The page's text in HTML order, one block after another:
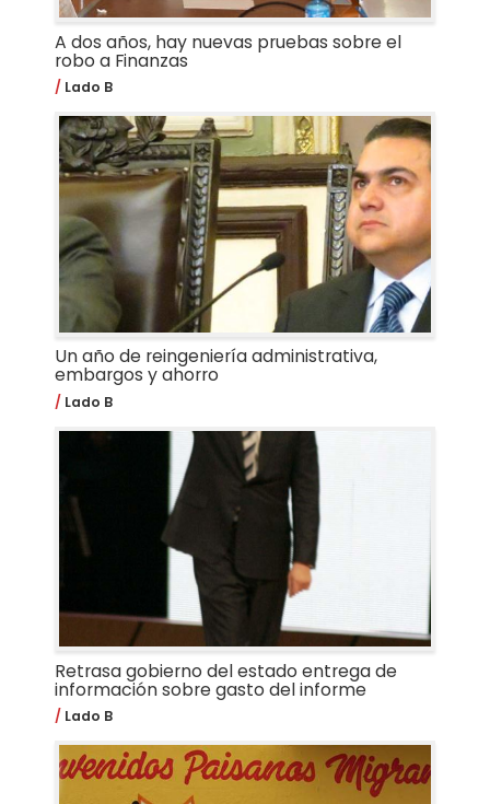
A dos años, hay nuevas pruebas sobre el
robo a Finanzas
Lado B
Un año de reingeniería administrativa,
embargos y ahorro
Lado B
Retrasa gobierno del estado entrega de
información sobre gasto del informe
Lado B